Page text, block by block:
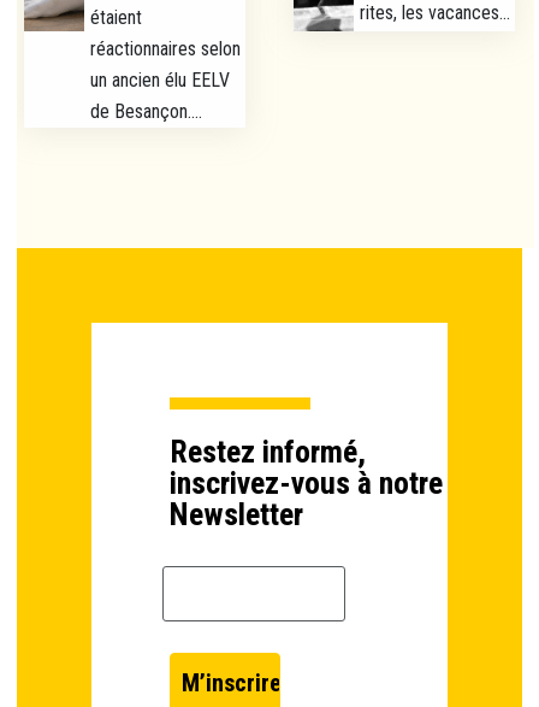
étaient
réactionnaires selon
un ancien élu EELV
de Besançon....
rites, les vacances...
Restez informé,
inscrivez-vous à notre
Newsletter